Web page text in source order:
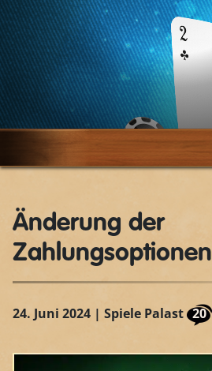
Änderung der
Zahlungsoptionen
24. Juni 2024 | Spiele Palast 20